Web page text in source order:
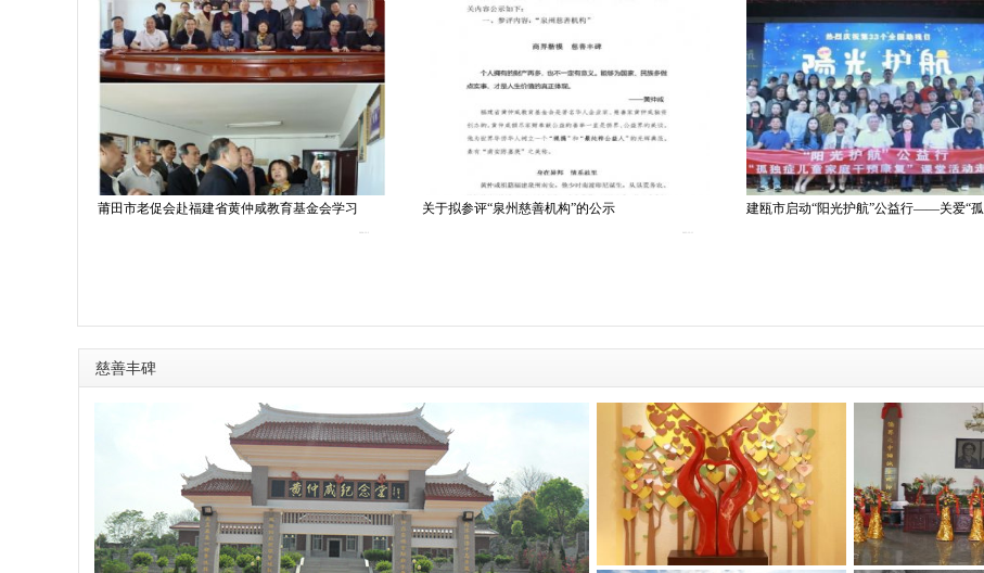
莆田市老促会赴福建省黄仲咸教育基金会学习 关于拟参评“泉州慈善机构”的公示 建瓯市启动“阳光护航”公益行——关爱“孤
慈善丰碑